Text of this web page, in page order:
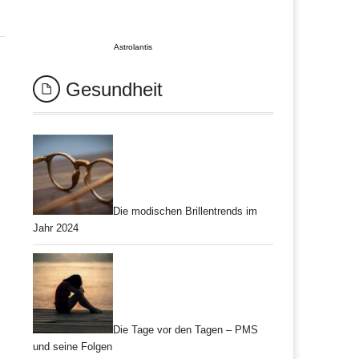
Astrolantis
Gesundheit
Die modischen Brillentrends im
Jahr 2024
Die Tage vor den Tagen – PMS
und seine Folgen